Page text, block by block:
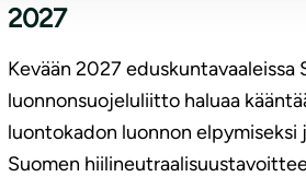
2027
Kevään 2027 eduskuntavaaleissa
luonnonsuojeluliitto haluaa
luontokadon luonnon
Suomen